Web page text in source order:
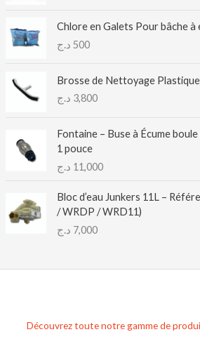
Chlore en Galets Pour bâche à
500 د.ج
Brosse de Nettoyage
3,800 د.ج
Fontaine – Buse à Écume
1 pouce
11,000 د.ج
Bloc d’eau Junkers 11L –
/ WRDP / WRD11)
7,000 د.ج
Découvrez toute notre gamme de